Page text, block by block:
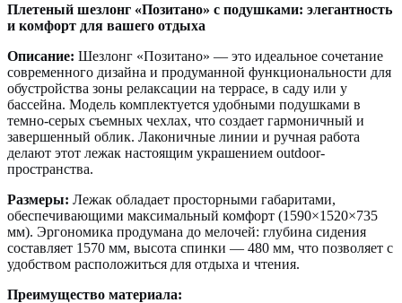
Плетеный шезлонг «Позитано» с подушками: элегантность
и комфорт для вашего отдыха
Описание: Шезлонг «Позитано» — это идеальное сочетание
современного дизайна и продуманной функциональности для
обустройства зоны релаксации на террасе, в саду или у
бассейна. Модель комплектуется удобными подушками в
темно-серых съемных чехлах, что создает гармоничный и
завершенный облик. Лаконичные линии и ручная работа
делают этот лежак настоящим украшением outdoor-
пространства.
Размеры: Лежак обладает просторными габаритами,
обеспечивающими максимальный комфорт (1590×1520×735
мм). Эргономика продумана до мелочей: глубина сидения
составляет 1570 мм, высота спинки — 480 мм, что позволяет с
удобством расположиться для отдыха и чтения.
Преимущество материала: